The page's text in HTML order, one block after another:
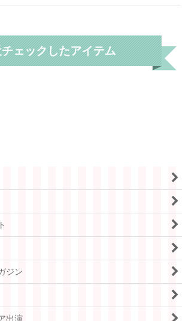
ェックしたアイテム
ジン
出演